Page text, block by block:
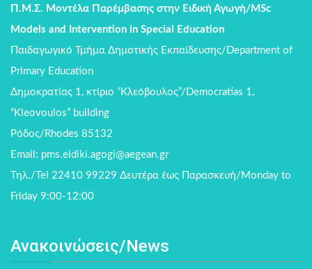
Π.Μ.Σ. Μοντέλα Παρέμβασης στην Ειδική Αγωγή/MSc
Models and Intervention in Special Education
Παιδαγωγικό Τμήμα Δημοτικής Εκπαίδευσης/Department of
Primary Education
Δημοκρατίας 1, κτίριο “Κλεόβουλος”/Democratias 1,
“Kleovoulos” building
Ρόδος/Rhodes 85132
Email: pms.eidiki.agogi@aegean.gr
Τηλ./Tel 22410 99229 Δευτέρα έως Παρασκευή/Monday to
Friday 9:00-12:00
Ανακοινώσεις/News